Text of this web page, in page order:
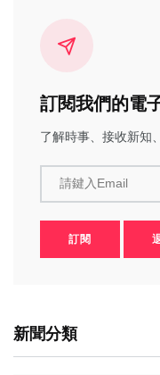
訂閱我們的電
了解時事、接收新知
請鍵入Email
訂閱
新聞分類